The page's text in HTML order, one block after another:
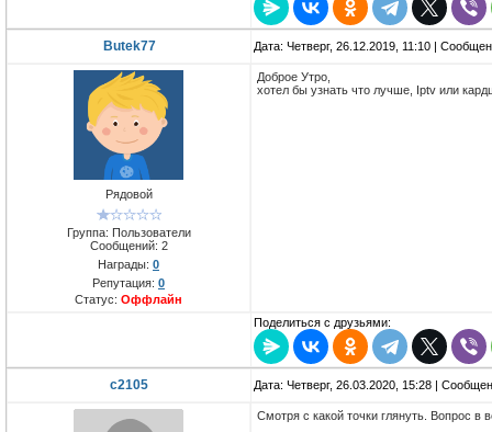
Butek77 Дата: Четверг, 26.12.2019, 11:10 |
Рядовой
Группа: Пользователи
Сообщений: 2
Награды: 0
Репутация: 0
Статус: Оффлайн
Доброе Утро,
хотел бы узнать что лучше, Iptv или
Поделиться с друзьями:
c2105 Дата: Четверг, 26.03.2020, 15:28 |
Смотря с какой точки глянуть. Вопрос в